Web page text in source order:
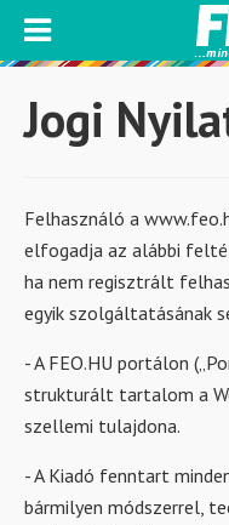
Jogi
Felhasználó a
elfogadja az alábbi
ha nem regisztrált
egyik szolgáltatásának
- A FEO.HU portálon
strukturált tartalom a
szellemi tulajdona.
- A Kiadó fenntart
bármilyen módszerrel,